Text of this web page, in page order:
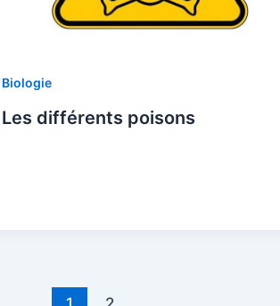
Biologie
Les différents poisons